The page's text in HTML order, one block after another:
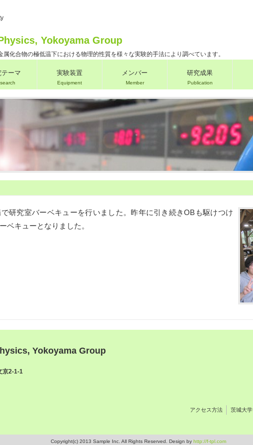
Yokoyama Group
化合物の極低温下における物理的性質を様々な実験的手法により調べています。
ーマ 実験装置
Equipment
メンバー
Member
研究成果
Publication
研究室バーベキューを行いました。昨年に引き続きOBも駆けつけ
ベキューとなりました。
Yokoyama Group
京2-1-1
アクセス方法 茨城大学
Copyright(c) 2013 Sample Inc. All Rights Reserved. Design by http://f-tpl.com